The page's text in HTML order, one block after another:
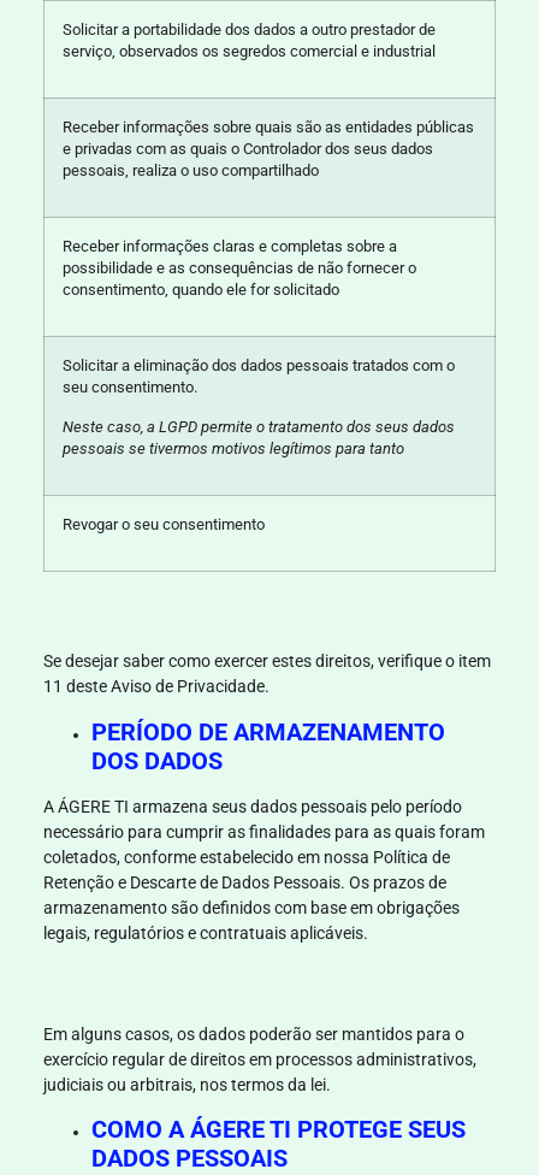
Solicitar a portabilidade dos dados a outro prestador de
serviço, observados os segredos comercial e industrial
Receber informações sobre quais são as entidades públicas
e privadas com as quais o Controlador dos seus dados
pessoais, realiza o uso compartilhado
Receber informações claras e completas sobre a
possibilidade e as consequências de não fornecer o
consentimento, quando ele for solicitado
Solicitar a eliminação dos dados pessoais tratados com o
seu consentimento.
Neste caso, a LGPD permite o tratamento dos seus dados
pessoais se tivermos motivos legítimos para tanto
Revogar o seu consentimento
Se desejar saber como exercer estes direitos, verifique o item
11 deste Aviso de Privacidade.
PERÍODO DE ARMAZENAMENTO
DOS DADOS
AÁGERE TI armazena seus dados pessoais pelo período
necessário para cumprir as finalidades para as quais foram
coletados, conforme estabelecido em nossa Política de
Retenção e Descarte de Dados Pessoais. Os prazos de
armazenamento são definidos com base em obrigações
legais, regulatórios e contratuais aplicáveis.
Em alguns casos, os dados poderão ser mantidos para o
exercício regular de direitos em processos administrativos,
judiciais ou arbitrais, nos termos da lei.
COMO A ÁGERE TI PROTEGE SEUS
DADOS PESSOAIS